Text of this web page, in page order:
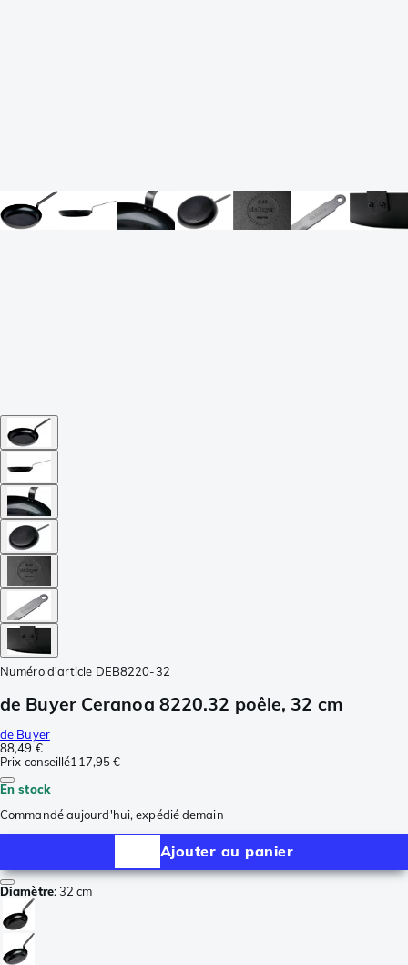
Numéro d'article DEB8220-32
de Buyer Ceranoa 8220.32 poêle, 32 cm
de Buyer
88,49 €
Prix conseillé117,95 €
En stock
Commandé aujourd'hui, expédié demain
Ajouter au panier
Diamètre:32 cm